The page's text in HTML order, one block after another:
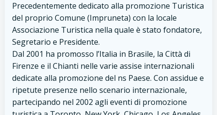
Precedentemente dedicato alla promozione Turistica
del proprio Comune (Impruneta) con la locale
Associazione Turistica nella quale è stato fondatore,
Segretario e Presidente.
Dal 2001 ha promosso l’Italia in Brasile, la Città di
Firenze e il Chianti nelle varie assise internazionali
dedicate alla promozione del ns Paese. Con assidue e
ripetute presenze nello scenario internazionale,
partecipando nel 2002 agli eventi di promozione